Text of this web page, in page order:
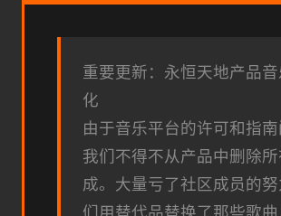
重要更新：永恒天地产品
化
由于音乐平台的许可和指南
我们不得不从产品中删除所
成。大量亏了社区成员的
们用替代品替换了那些歌